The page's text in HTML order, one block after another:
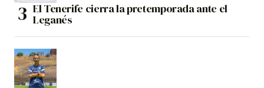
El Tenerife cierra la pretemporada ante el
Leganés